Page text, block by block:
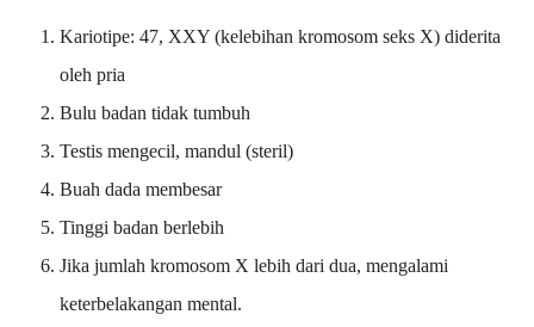
Kariotipe: 47, XXY (kelebihan kromosom seks X) diderita
oleh pria
Bulu badan tidak tumbuh
Testis mengecil, mandul (steril)
Buah dada membesar
Tinggi badan berlebih
Jika jumlah kromosom X lebih dari dua, mengalami
keterbelakangan mental.